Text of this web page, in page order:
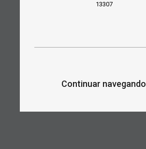
13307
Continuar navegando